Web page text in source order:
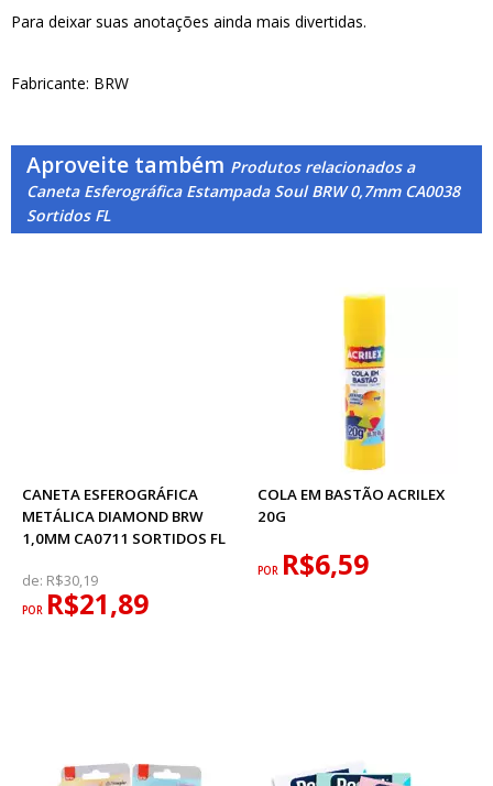
Para deixar suas anotações ainda mais divertidas.
Fabricante: BRW
Aproveite também Produtos relacionados a
Caneta Esferográfica Estampada Soul BRW 0,7mm CA0038
Sortidos FL
CANETA ESFEROGRÁFICA
METÁLICA DIAMOND BRW
1,0MM CA0711 SORTIDOS FL
de: R$30,19
POR R$21,89
COLA EM BASTÃO ACRILEX
20G
POR R$6,59